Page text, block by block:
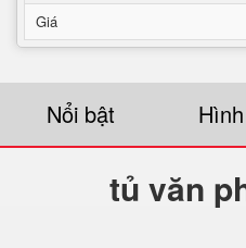
Giá
Nổi bật
tủ văn